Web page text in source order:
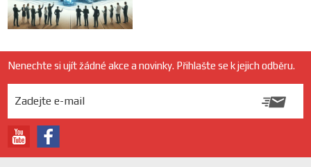
Nenechte si ujít žádné akce a novinky. Přihlašte se k jejich odběru.